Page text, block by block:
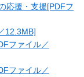
応援・支援[PDFフ
12.3MB]
ファイル／
ファイル／